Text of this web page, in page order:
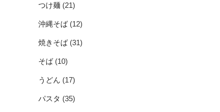
つけ麺 (21)
沖縄そば(12)
焼きそば(31)
そば(10)
うどん (17)
パスタ (35)